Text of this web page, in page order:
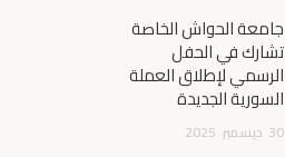
جامعة الحواش الخاصة
تشارك في الحفل
الرسمي لإطلاق العملة
السورية الجديدة
30 ديسمبر 2025